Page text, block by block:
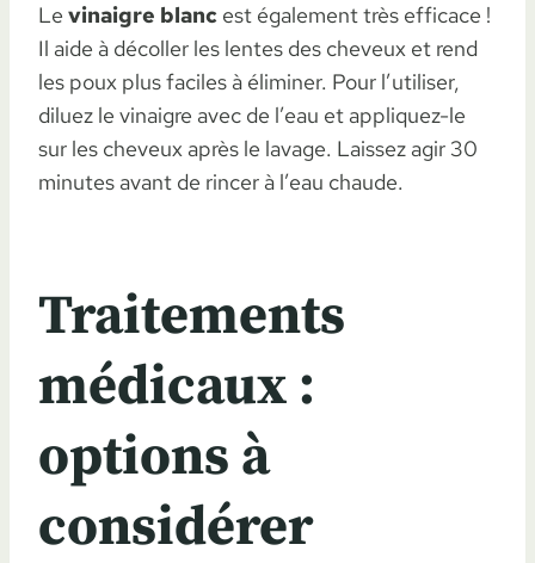
Le vinaigre blanc est également très efficace !
Il aide à décoller les lentes des cheveux et rend
les poux plus faciles à éliminer. Pour l’utiliser,
diluez le vinaigre avec de l’eau et appliquez-le
sur les cheveux après le lavage. Laissez agir 30
minutes avant de rincer à l’eau chaude.
Traitements
médicaux :
options à
considérer